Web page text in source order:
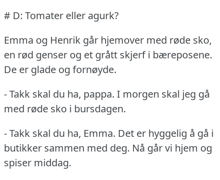
# D: Tomater eller agurk?
Emma og Henrik går hjemover med røde sko,
en rød genser og et grått skjerf i bæreposene.
De er glade og fornøyde.
- Takk skal du ha, pappa. I morgen skal jeg gå
med røde sko i bursdagen.
- Takk skal du ha, Emma. Det er hyggelig å gå i
butikker sammen med deg. Nå går vi hjem og
spiser middag.